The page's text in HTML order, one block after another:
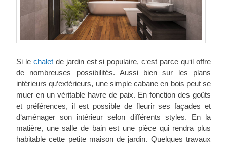
Si le chaletde jardin est si populaire, c‘est parce qu‘il offre
de nombreuses possibilités. Aussi bien sur les plans
intérieurs qu‘extérieurs, une simple cabane en bois peut se
muer en un véritable havre de paix. En fonction des goûts
et préférences, il est possible de fleurir ses façades et
d‘aménager son intérieur selon différents styles. En la
matière, une salle de bain est une pièce qui rendra plus
habitable cette petite maison de jardin. Quelques travaux